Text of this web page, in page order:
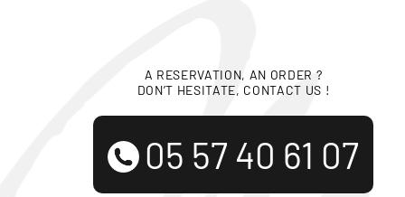
A RESERVATION, AN ORDER ?
DON’T HESITATE, CONTACT US !
05 57 40 61 07